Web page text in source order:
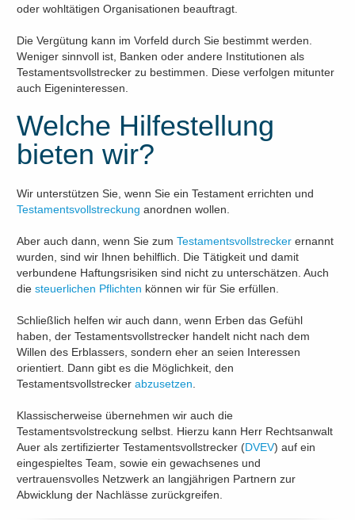
oder wohltätigen Organisationen beauftragt.
Die Vergütung kann im Vorfeld durch Sie bestimmt werden.
Weniger sinnvoll ist, Banken oder andere Institutionen als
Testamentsvollstrecker zu bestimmen. Diese verfolgen mitunter
auch Eigeninteressen.
Welche Hilfestellung
bieten wir?
Wir unterstützen Sie, wenn Sie ein Testament errichten und
Testamentsvollstreckung anordnen wollen.
Aber auch dann, wenn Sie zumTestamentsvollstrecker ernannt
wurden, sind wir Ihnen behilflich. Die Tätigkeit und damit
verbundene Haftungsrisiken sind nicht zu unterschätzen. Auch
diesteuerlichen Pflichten können wir für Sie erfüllen.
Schließlich helfen wir auch dann, wenn Erben das Gefühl
haben, der Testamentsvollstrecker handelt nicht nach dem
Willen des Erblassers, sondern eher an seien Interessen
orientiert. Dann gibt es die Möglichkeit, den
Testamentsvollstreckerabzusetzen
Klassischerweise übernehmen wir auch die
Testamentsvolstreckung selbst. Hierzu kann Herr Rechtsanwalt
Auer als zertifizierter Testamentsvollstrecker (DVEV) auf ein
eingespieltes Team, sowie ein gewachsenes und
vertrauensvolles Netzwerk an langjährigen Partnern zur
Abwicklung der Nachlässe zurückgreifen.